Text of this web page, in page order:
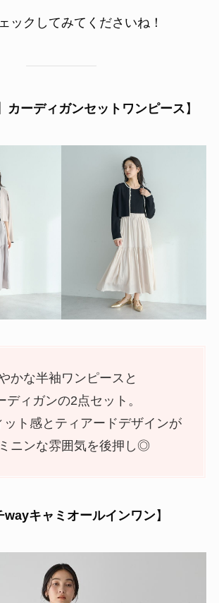
ックしてみてくださいね！
カーディガンセットワンピース】
かな半袖ワンピースと
ディガンの2点セット。
ット感とティアードデザインが
ニンな雰囲気を後押し◎
wayキャミオールインワン】